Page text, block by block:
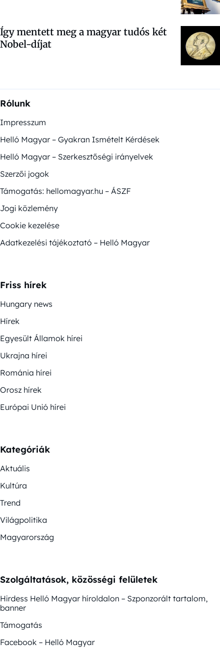
Így mentett meg a magyar tudós két
Nobel-díjat
Rólunk
Impresszum
Helló Magyar – Gyakran Ismételt Kérdések
Helló Magyar – Szerkesztőségi irányelvek
Szerzői jogok
Támogatás: hellomagyar.hu – ÁSZF
Jogi közlemény
Cookie kezelése
Adatkezelési tájékoztató – Helló Magyar
Friss hírek
Hungary news
Hírek
Egyesült Államok hírei
Ukrajna hírei
Románia hírei
Orosz hírek
Európai Unió hírei
Kategóriák
Aktuális
Kultúra
Trend
Világpolitika
Magyarország
Szolgáltatások, közösségi felületek
Hirdess Helló Magyar híroldalon – Szponzorált tartalom,
banner
Támogatás
Facebook – Helló Magyar